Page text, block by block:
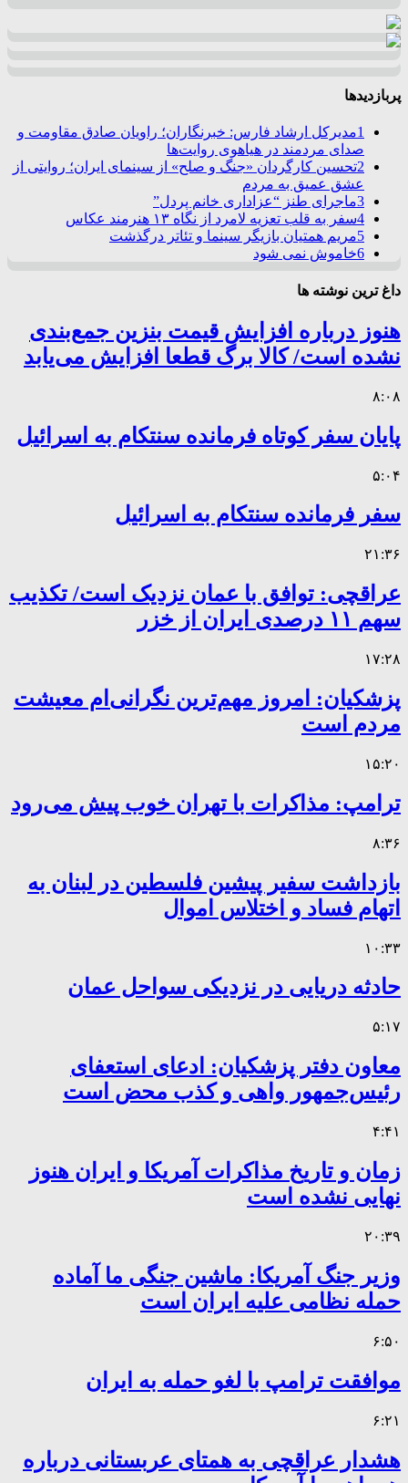
پربازدیدها
1مدیرکل ارشاد فارس: خبرنگاران؛ راویان صادق مقاومت و
صدای مردمند در هیاهوی روایت‌ها
2تحسین کارگردان «جنگ و صلح» از سینمای ایران؛ روایتی از
عشق عمیق به مردم
3ماجرای طنز “عزاداری خانم پردل”
4سفر به قلب تعزیه لامرد از نگاه ۱۳ هنرمند عکاس
5مریم همتیان بازیگر سینما و تئاتر درگذشت
6خاموش نمی شود
داغ ترین نوشته ها
هنوز درباره افزایش قیمت بنزین جمع‌بندی
نشده است/ کالا برگ قطعا افزایش می‌یابد
۸:۰۸
پایان سفر کوتاه فرمانده سنتکام به اسرائیل
۵:۰۴
سفر فرمانده سنتکام به اسرائیل
۲۱:۳۶
عراقچی: توافق با عمان نزدیک است/ تکذیب
سهم ۱۱ درصدی ایران از خزر
۱۷:۲۸
پزشکیان: امروز مهم‌ترین نگرانی‌ام معیشت
مردم است
۱۵:۲۰
ترامپ: مذاکرات با تهران خوب پیش می‌رود
۸:۳۶
بازداشت سفیر پیشین فلسطین در لبنان به
اتهام فساد و اختلاس اموال
۱۰:۳۳
حادثه دریایی در نزدیکی سواحل عمان
۵:۱۷
معاون دفتر پزشکیان: ادعای استعفای
رئیس‌جمهور واهی و کذب محض است
۴:۴۱
زمان و تاریخ مذاکرات آمریکا و ایران هنوز
نهایی نشده است
۲۰:۳۹
وزیر جنگ آمریکا: ماشین جنگی ما آماده
حمله نظامی علیه ایران است
۶:۵۰
موافقت ترامپ با لغو حمله به ایران
۶:۲۱
هشدار عراقچی به همتای عربستانی درباره